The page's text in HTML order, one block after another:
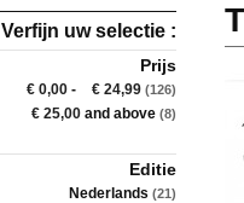
Verfijn uw selectie :
Prijs
€ 0,00 - € 24,99 (126)
€ 25,00 and above (8)
Editie
Nederlands (21)